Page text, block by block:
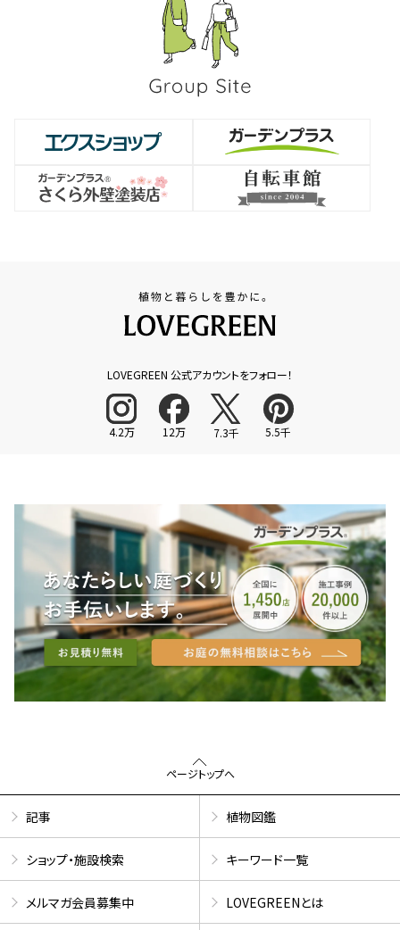
LOVEGREEN 公式アカウントをフォロー！
4.2万 12万 7.3千 5.5千
ページトップへ
記事 植物図鑑
ショップ・施設検索 キーワード一覧
メルマガ会員募集中
LOVEGREENとは